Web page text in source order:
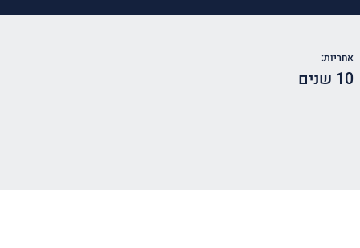
אחריות:
10 שנים